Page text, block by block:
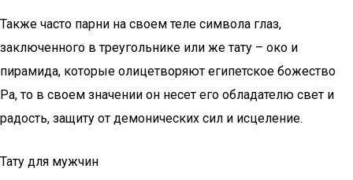
Также часто парни на своем теле символа глаз,
заключенного в треугольнике или же тату – око и
пирамида, которые олицетворяют египетское божество
Ра, то в своем значении он несет его обладателю свет и
радость, защиту от демонических сил и исцеление.
Тату для мужчин